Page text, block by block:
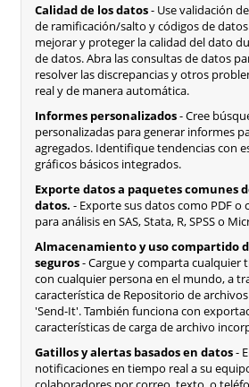
Calidad de los datos- Use validación
de ramificación/salto y códigos de
mejorar y proteger la calidad del dato
de datos. Abra las consultas de datos
resolver las discrepancias y otros
real y de manera automática.
Informes personalizados- Cree
personalizadas para generar informes
agregados. Identifique tendencias con
gráficos básicos integrados.
Exporte datos a paquetes comunes
datos. - Exporte sus datos como PDF o
para análisis en SAS, Stata, R, SPSS o
Almacenamiento y uso compartido
seguros- Cargue y comparta cualquier
con cualquier persona en el mundo, a
característica de Repositorio de
'Send-It'. También funciona con
características de carga de archivo
Gatillos y alertas basados en datos-
notificaciones en tiempo real a su